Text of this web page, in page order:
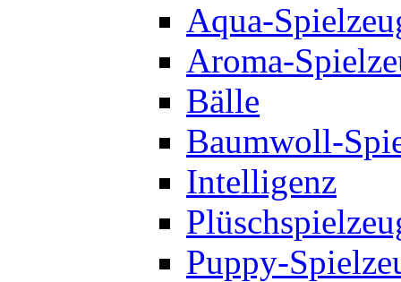
Aqua-
Aroma-
Bälle
Baumwoll-
Intelligenz
Puppy-